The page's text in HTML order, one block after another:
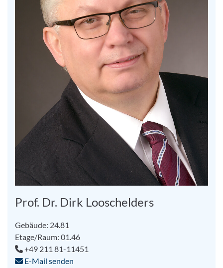
Prof. Dr. Dirk Looschelders
Gebäude: 24.81
Etage/Raum: 01.46
+49 211 81-11451
E-Mail senden